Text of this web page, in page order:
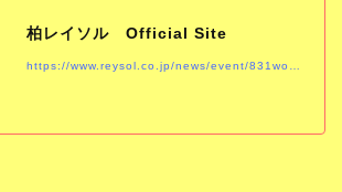
柏レイソル Official Site